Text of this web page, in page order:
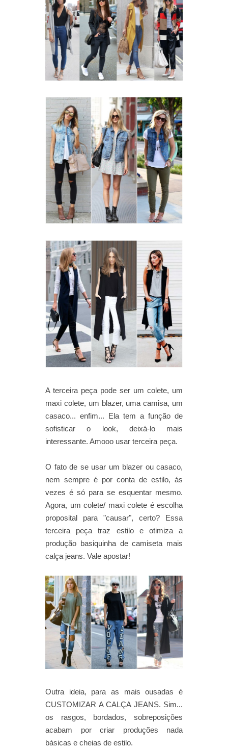
A terceira peça pode ser um colete, um
maxi colete, um blazer, uma camisa, um
casaco... enfim... Ela tem a função de
sofisticar o look, deixá-lo mais
interessante. Amooo usar terceira peça.
O fato de se usar um blazer ou casaco,
nem sempre é por conta de estilo, ás
vezes é só para se esquentar mesmo.
Agora, um colete/ maxi colete é escolha
proposital para "causar", certo? Essa
terceira peça traz estilo e otimiza a
produção basiquinha de camiseta mais
calça jeans. Vale apostar!
Outra ideia, para as mais ousadas é
CUSTOMIZAR A CALÇA JEANS. Sim...
os rasgos, bordados, sobreposições
acabam por criar produções nada
básicas e cheias de estilo.